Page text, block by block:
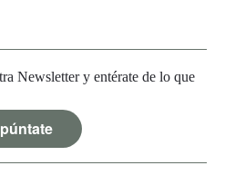
Newsletter y entérate de lo que